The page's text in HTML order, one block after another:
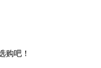
购吧！